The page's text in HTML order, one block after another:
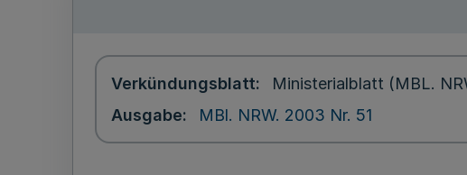
Verkündungsblatt
Ministerialblatt (MBL.
Ausgabe
MBl. NRW. 2003 Nr. 51